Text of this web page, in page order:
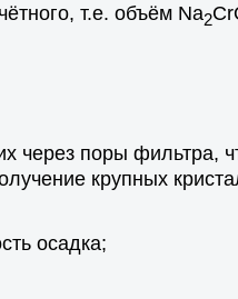
т.е. объём Na2
через поры фильтра,
крупных
осадка;